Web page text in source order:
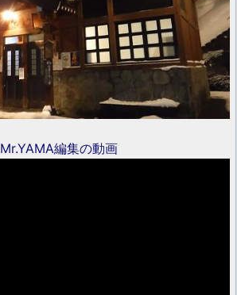
Mr.YAMA編集の動画